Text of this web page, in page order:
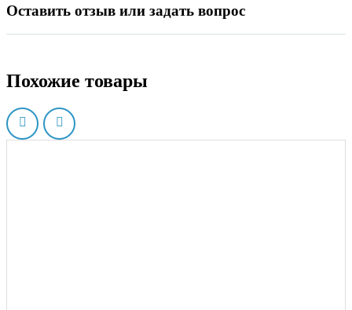
Оставить отзыв или задать вопрос
Похожие товары